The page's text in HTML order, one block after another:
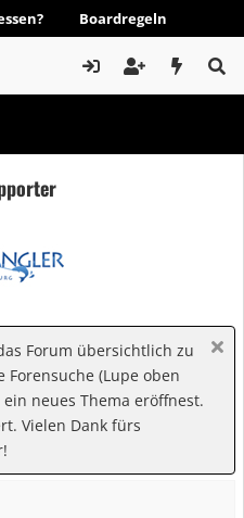
Boardregeln
Forum übersichtlich zu
(Lupe oben
neues Thema eröffnest.
Vielen Dank fürs